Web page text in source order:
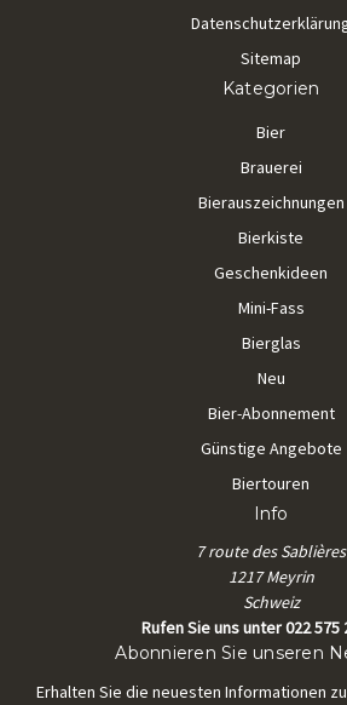
Sitemap
Kategorien
Bier
Brauerei
Bierauszeichnungen
Bierkiste
Geschenkideen
Mini-Fass
Bierglas
Neu
Bier-Abonnement
Günstige Angebote
Biertouren
Info
7 route des Sablières
1217 Meyrin
Schweiz
Rufen Sie uns unter 022 575
Abonnieren Sie unseren
Erhalten Sie die neuesten Informationen